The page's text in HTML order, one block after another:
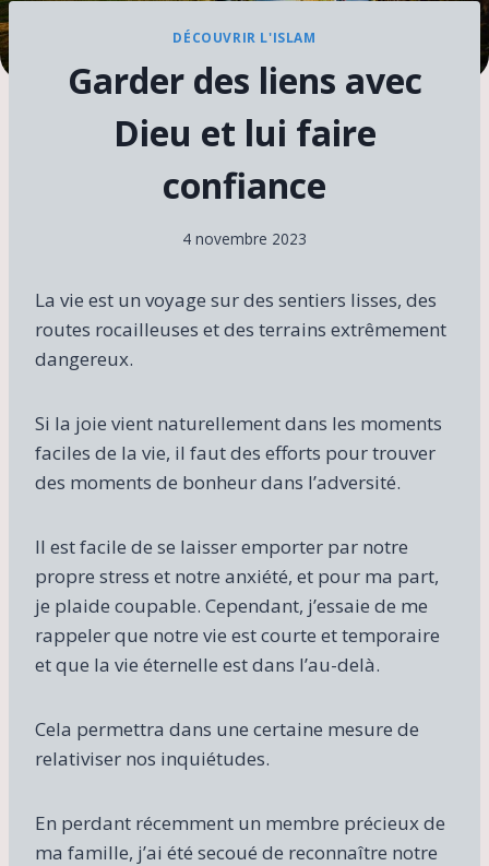
DÉCOUVRIR L'ISLAM
Garder des liens avec
Dieu et lui faire
confiance
4 novembre 2023
La vie est un voyage sur des sentiers lisses, des
routes rocailleuses et des terrains extrêmement
dangereux.
Si la joie vient naturellement dans les moments
faciles de la vie, il faut des efforts pour trouver
des moments de bonheur dans l’adversité.
Il est facile de se laisser emporter par notre
propre stress et notre anxiété, et pour ma part,
je plaide coupable. Cependant, j’essaie de me
rappeler que notre vie est courte et temporaire
et que la vie éternelle est dans l’au-delà.
Cela permettra dans une certaine mesure de
relativiser nos inquiétudes.
En perdant récemment un membre précieux de
ma famille, j’ai été secoué de reconnaître notre